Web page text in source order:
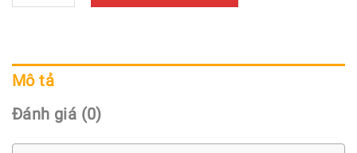
Mô tả
Đánh giá (0)